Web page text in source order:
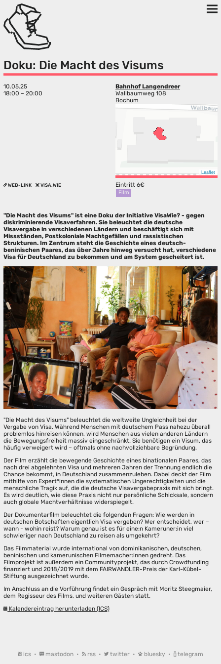
Doku: Die Macht des Visums
10.05.25
18:00 – 20:00
Bahnhof Langendreer
Wallbaumweg 108
Bochum
Leaflet
WEB-LINK VISA.WIE Eintritt 6€
Film
"Die Macht des Visums" ist eine Doku der Initiative VisaWie? - gegen
diskriminierende Visaverfahren. Sie beleuchtet die deutsche
Visavergabe in verschiedenen Ländern und beschäftigt sich mit
Missständen, Postkoloniale Machtgefällen und rassistischen
Strukturen. Im Zentrum steht die Geschichte eines deutsch-
beninischen Paares, das über Jahre hinweg versucht hat, verschiedene
Visa für Deutschland zu bekommen und am System gescheitert ist.
"Die Macht des Visums" beleuchtet die weltweite Ungleichheit bei der
Vergabe von Visa. Während Menschen mit deutschem Pass nahezu überall
problemlos hinreisen können, wird Menschen aus vielen anderen Ländern
die Bewegungsfreiheit massiv eingeschränkt. Sie benötigen ein Visum, das
häufig verweigert wird – oftmals ohne nachvollziehbare Begründung.
Der Film erzählt die bewegende Geschichte eines binationalen Paares, das
nach drei abgelehnten Visa und mehreren Jahren der Trennung endlich die
Chance bekommt, in Deutschland zusammenzuleben. Dabei deckt der Film
mithilfe von Expert*innen die systematischen Ungerechtigkeiten und die
menschliche Tragik auf, die die deutsche Visavergabepraxis mit sich bringt.
Es wird deutlich, wie diese Praxis nicht nur persönliche Schicksale, sondern
auch globale Machtverhältnisse widerspiegelt.
Der Dokumentarfilm beleuchtet die folgenden Fragen: Wie werden in
deutschen Botschaften eigentlich Visa vergeben? Wer entscheidet, wer –
wann - wohin reist? Warum genau ist es für eine:n Kameruner:in viel
schwieriger nach Deutschland zu reisen als umgekehrt?
Das Filmmaterial wurde international von dominikanischen, deutschen,
beninischen und kamerunischen Filmemacher:innen gedreht. Das
Filmprojekt ist außerdem ein Communityprojekt, das durch Crowdfunding
finanziert und 2018/2019 mit dem FAIRWANDLER-Preis der Karl-Kübel-
Stiftung ausgezeichnet wurde.
Im Anschluss an die Vorführung findet ein Gespräch mit Moritz Steegmaier,
dem Regisseur des Films, und weiteren Gästen statt.
Kalendereintrag herunterladen (ICS)
ics • mastodon • rss • twitter • bluesky • telegram